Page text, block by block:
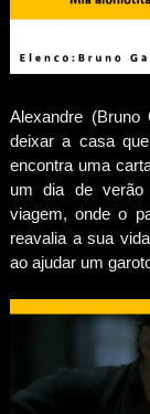
Alexandre
deixar a casa
encontra uma
um dia de verão
viagem, onde o
reavalia a sua
ao ajudar um